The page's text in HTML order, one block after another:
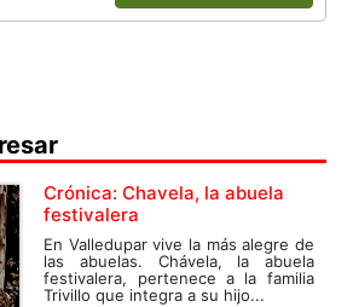
Crónica: Chavela, la abuela
festivalera
En Valledupar vive la más alegre de
las abuelas. Chávela, la abuela
festivalera, pertenece a la familia
Trivillo que integra a su hijo...